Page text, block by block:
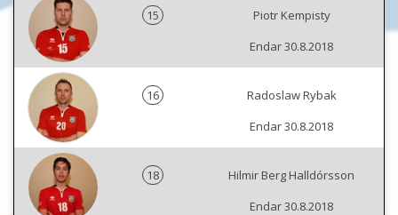
15
Piotr Kempisty
Endar 30.8.2018
16
Radoslaw Rybak
Endar 30.8.2018
18
Hilmir Berg Halldórsson
Endar 30.8.2018